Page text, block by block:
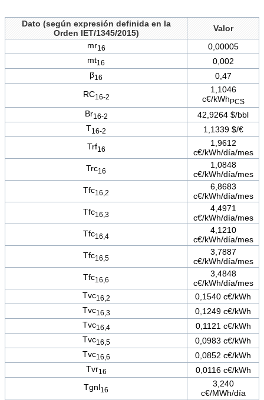
Dato (según expresión definida en la
Orden IET/1345/2015)
Valor
mr16
0,00005
mt16
0,002
β16
0,47
RC16-2
1,1046
c€/kWh PCS
Br16-2
42,9264 $/bbl
T16-2
1,1339 $/€
Trf16
1,9612
c€/kWh/día/mes
Trc16
1,0848
c€/kWh/día/mes
Tfc16,2
6,8683
c€/kWh/día/mes
Tfc16,3
4,4971
c€/kWh/día/mes
Tfc16,4
4,1210
c€/kWh/día/mes
Tfc16,5
3,7887
c€/kWh/día/mes
Tfc16,6
3,4848
c€/kWh/día/mes
Tvc16,2
0,1540 c€/kWh
Tvc16,3
0,1249 c€/kWh
Tvc16,4
0,1121 c€/kWh
Tvc16,5
0,0983 c€/kWh
Tvc16,6
0,0852 c€/kWh
Tvr16
0,0116 c€/kWh
Tgnl16
3,240
c€/MWh/día